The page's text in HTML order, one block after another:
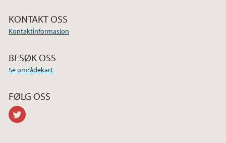
KONTAKT OSS
Kontaktinformasjon
BESØK OSS
Se områdekart
FØLG OSS